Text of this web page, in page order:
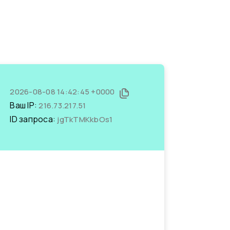
2026-08-08 14:42:45 +0000
Ваш IP:216.73.217.51
ID запроса: jgTkTMKkbOs1